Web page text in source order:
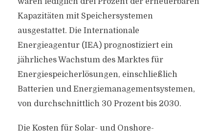
Kapazitäten mit Speichersystemen
ausgestattet. Die Internationale
Energieagentur (IEA) prognostiziert ein
jährliches Wachstum des Marktes für
Energiespeicherlösungen, einschließlich
Batterien und Energiemanagementsystemen,
von durchschnittlich 30 Prozent bis 2030.
Die Kosten für Solar- und Onshore-